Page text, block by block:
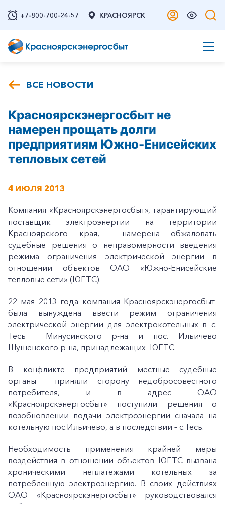
+7-800-700-24-57 КРАСНОЯРСК
ВСЕ НОВОСТИ
Красноярскэнергосбыт не
намерен прощать долги
предприятиям Южно-Енисейских
тепловых сетей
4 ИЮЛЯ 2013
Компания «Красноярскэнергосбыт», гарантирующий
поставщик электроэнергии на территории
Красноярского края, намерена обжаловать
судебные решения о неправомерности введения
режима ограничения электрической энергии в
отношении объектов ОАО «Южно-Енисейские
тепловые сети» (ЮЕТС).
22 мая 2013 года компания Красноярскэнергосбыт
была вынуждена ввести режим ограничения
электрической энергии для электрокотельных в с.
Тесь Минусинского р-на и пос. Ильичево
Шушенского р-на, принадлежащих ЮЕТС.
В конфликте предприятий местные судебные
органы приняли сторону недобросовестного
потребителя, и в адрес ОАО
«Красноярскэнергосбыт» поступили решения о
возобновлении подачи электроэнергии сначала на
котельную пос.Ильичево, а в последствии – с.Тесь.
Необходимость применения крайней меры
воздействия в отношении объектов ЮЕТС вызвана
хроническими неплатежами котельных за
потребленную электроэнергию. В своих действиях
ОАО «Красноярскэнергосбыт» руководствовался